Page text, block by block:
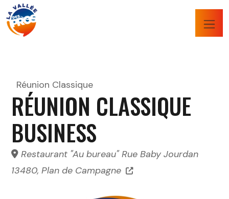
Réunion Classique
RÉUNION CLASSIQUE
BUSINESS
Restaurant "Au bureau" Rue Baby Jourdan
13480, Plan de Campagne